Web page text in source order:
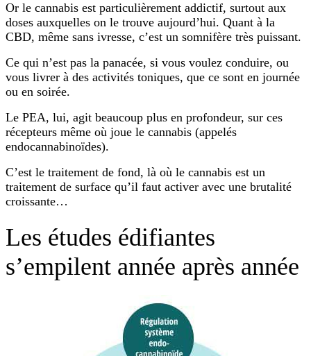
Or le cannabis est particulièrement addictif, surtout aux
doses auxquelles on le trouve aujourd’hui. Quant à la
CBD, même sans ivresse, c’est un somnifère très puissant.
Ce qui n’est pas la panacée, si vous voulez conduire, ou
vous livrer à des activités toniques, que ce sont en journée
ou en soirée.
Le PEA, lui, agit beaucoup plus en profondeur, sur ces
récepteurs même où joue le cannabis (appelés
endocannabinoïdes).
C’est le traitement de fond, là où le cannabis est un
traitement de surface qu’il faut activer avec une brutalité
croissante…
Les études édifiantes
s’empilent année après année